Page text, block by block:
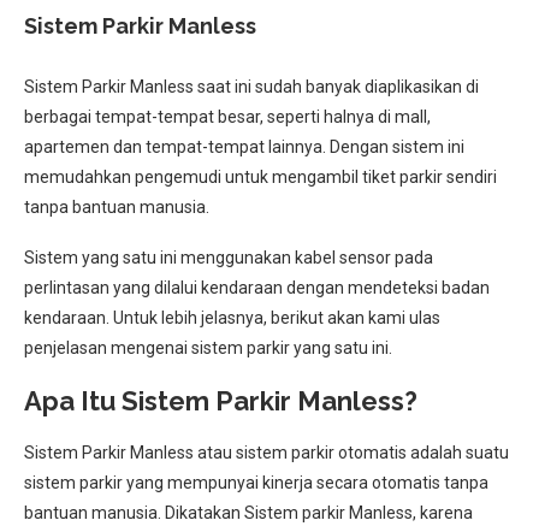
Sistem Parkir Manless
Sistem Parkir Manless saat ini sudah banyak diaplikasikan di
berbagai tempat-tempat besar, seperti halnya di mall,
apartemen dan tempat-tempat lainnya. Dengan sistem ini
memudahkan pengemudi untuk mengambil tiket parkir sendiri
tanpa bantuan manusia.
Sistem yang satu ini menggunakan kabel sensor pada
perlintasan yang dilalui kendaraan dengan mendeteksi badan
kendaraan. Untuk lebih jelasnya, berikut akan kami ulas
penjelasan mengenai sistem parkir yang satu ini.
Apa Itu Sistem Parkir Manless?
Sistem Parkir Manless atau sistem parkir otomatis adalah suatu
sistem parkir yang mempunyai kinerja secara otomatis tanpa
bantuan manusia. Dikatakan Sistem parkir Manless, karena